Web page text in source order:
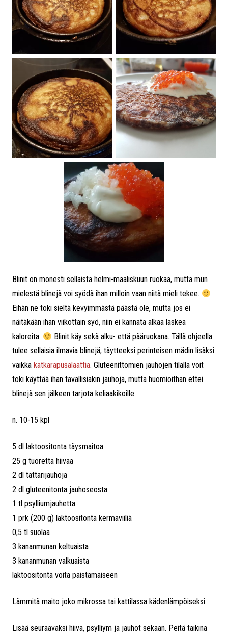
Blinit on monesti sellaista helmi-maaliskuun ruokaa, mutta mun
mielestä blinejä voi syödä ihan milloin vaan niitä mieli tekee.
Eihän ne toki sieltä kevyimmästä päästä ole, mutta jos ei
näitäkään ihan viikottain syö, niin ei kannata alkaa laskea
kaloreita.
Blinit käy sekä alku- että pääruokana. Tällä ohjeella
tulee sellaisia ilmavia blinejä, täytteeksi perinteisen mädin lisäksi
vaikka katkarapusalaattia. Gluteenittomien jauhojen tilalla voit
toki käyttää ihan tavallisiakin jauhoja, mutta huomioithan ettei
blinejä sen jälkeen tarjota keliaakikoille.
n. 10-15 kpl
5 dl laktoositonta täysmaitoa
25 g tuoretta hiivaa
2 dl tattarijauhoja
2 dl gluteenitonta jauhoseosta
1 tl psylliumjauhetta
1 prk (200 g) laktoositonta kermaviiliä
0,5 tl suolaa
3 kananmunan keltuaista
3 kananmunan valkuaista
laktoositonta voita paistamaiseen
Lämmitä maito joko mikrossa tai kattilassa kädenlämpöiseksi.
Lisää seuraavaksi hiiva, psylliym ja jauhot sekaan. Peitä taikina